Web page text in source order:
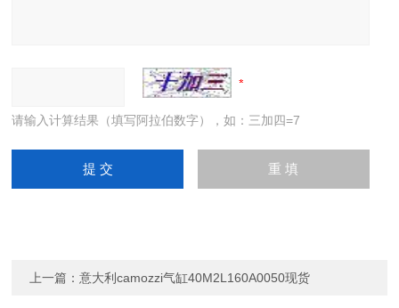
请输入计算结果（填写阿拉伯数字），如：三加四=7
上一篇：意大利camozzi气缸40M2L160A0050现货